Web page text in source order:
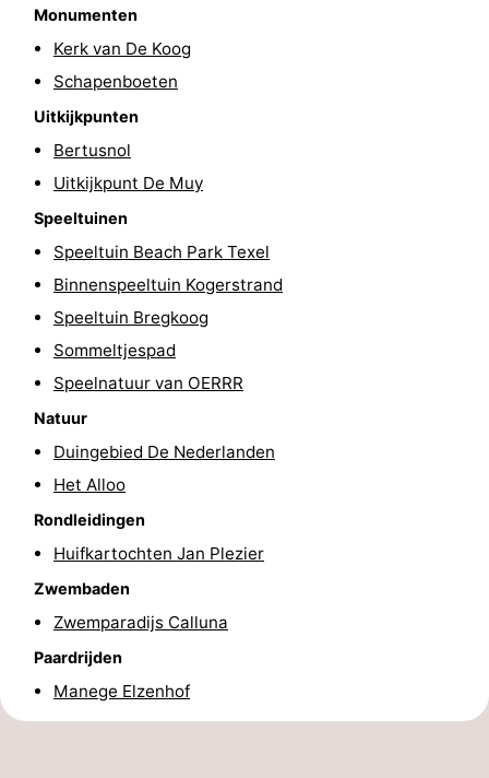
breakfasts)
Hotels
Vakantiehuizen
Eibernest
Park
Buytenveldt
Krim
EuroParcs
Texel
Kustpark
Texel
Sluftervallei
Strandhuys
Villapark
Residentie
Texel
Villapark
Vogelmient
Last
minutes
Strand
Monumenten
Kerk van De Koog
Schapenboeten
Uitkijkpunten
Bertusnol
Uitkijkpunt De Muy
Speeltuinen
Speeltuin Beach Park Texel
Binnenspeeltuin Kogerstrand
Speeltuin Bregkoog
Sommeltjespad
Speelnatuur van OERRR
Natuur
Duingebied De Nederlanden
Het Alloo
Rondleidingen
Huifkartochten Jan Plezier
Zwembaden
Zwemparadijs Calluna
Paardrijden
Manege Elzenhof